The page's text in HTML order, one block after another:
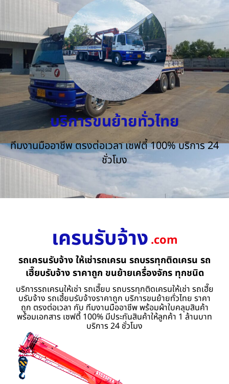
บริการขนย้ายทั่วไทย
ทีมงานมืออาชีพ ตรงต่อเวลา เซฟตี้ 100% บริการ 24
ชั่วโมง
เครนรับจ้าง .com
รถเครนรับจ้าง ให้เช่ารถเครน รถบรรทุกติดเครน รถ
เฮี๊ยบรับจ้าง ราคาถูก ขนย้ายเครื่องจักร ทุกชนิด
บริการรถเครนให้เช่า รถเฮี๊ยบ รถบรรทุกติดเครนให้เช่า รถเฮี๊ย
บรับจ้าง รถเฮี้ยบรับจ้างราคาถูก บริการขนย้ายทั่วไทย ราคา
ถูก ตรงต่อเวลา กับ ทีมงานมืออาชีพ พร้อมผ้าใบคลุมสินค้า
พร้อมเอกสาร เซฟตี้ 100% มีประกันสินค้าให้ลูกค้า 1 ล้านบาท
บริการ 24 ชั่วโมง